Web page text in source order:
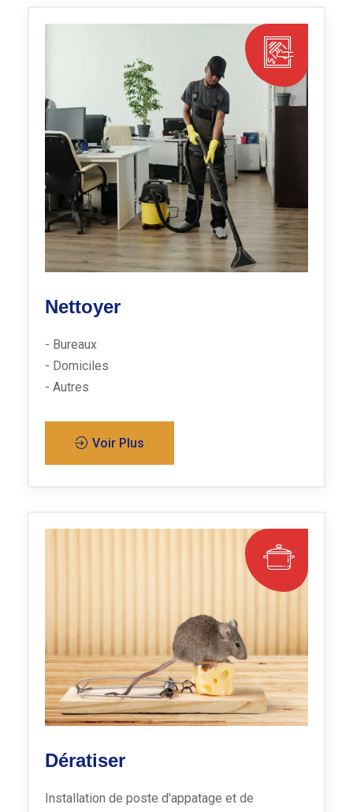
Nettoyer
- Bureaux
- Domiciles
- Autres
Voir Plus
Dératiser
Installation de poste d'appatage et de